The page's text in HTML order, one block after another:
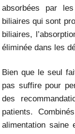
absorbées par
biliaires qui sont
biliaires,
éliminée dans les
Bien que le seul
pas suffire pour
des
patients.
alimentation saine